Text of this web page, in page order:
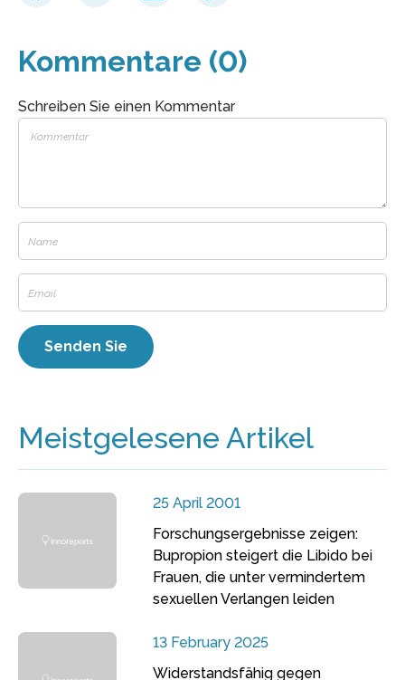
Kommentare (0)
Schreiben Sie einen Kommentar
Meistgelesene Artikel
25 April 2001
Forschungsergebnisse zeigen:
Bupropion steigert die Libido bei
Frauen, die unter vermindertem
sexuellen Verlangen leiden
13 February 2025
Widerstandsfähig gegen